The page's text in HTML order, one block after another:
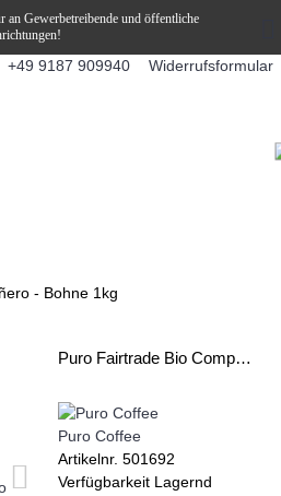
an Gewerbetreibende und öffentliche
+49 9187 909940 Widerrufsformular
- Bohne 1kg
Puro Fairtrade Bio Compañero - Bohne 1kg
Puro Coffee
Artikelnr. 501692
Verfügbarkeit Lagernd